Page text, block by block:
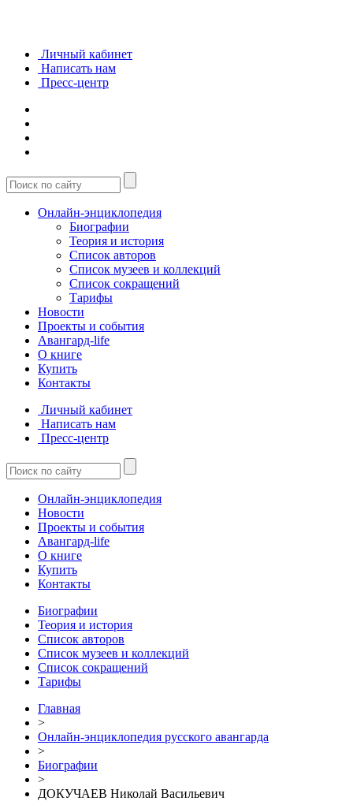
Личный кабинет
Написать нам
Пресс-центр
Онлайн-энциклопедия
Биографии
Теория и история
Список авторов
Список музеев и коллекций
Список сокращений
Тарифы
Новости
Проекты и события
Авангард-life
О книге
Купить
Контакты
Личный кабинет
Написать нам
Пресс-центр
Онлайн-энциклопедия
Новости
Проекты и события
Авангард-life
О книге
Купить
Контакты
Биографии
Теория и история
Список авторов
Список музеев и коллекций
Список сокращений
Тарифы
Главная
>
Онлайн-энциклопедия русского авангарда
>
Биографии
>
ДОКУЧАЕВ Николай Васильевич